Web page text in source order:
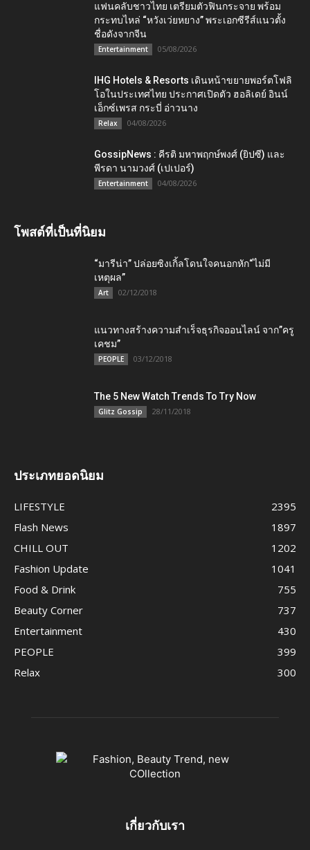
แฟนคลับชาวไทย เตรียมตัวฟินกระจาย พร้อม
กระทบไหล่ “หวังเว่ยหยาง” พระเอกซีรีส์แนวตั้ง
ชื่อดังจากจีน
Entertainment 05/08/2026
IHG Hotels & Resorts เดินหน้าขยายพอร์ตโฟลิ
โอในประเทศไทย ประกาศเปิดตัว ฮอลิเดย์ อินน์
เอ็กซ์เพรส กระบี่ อ่าวนาง
Relax 04/08/2026
GossipNews : คีรติ มหาพฤกษ์พงศ์ (ยิปซี) และ
พีรดา นามวงศ์ (เปเปอร์)
Entertainment 04/08/2026
โพสต์ที่เป็นที่นิยม
“มารีน่า” ปล่อยซิงเกิ้ลโดนใจคนอกหัก“ไม่มี
เหตุผล”
Art 02/12/2018
แนวทางสร้างความสำเร็จธุรกิจออนไลน์ จาก”ครู
เคชม”
PEOPLE 03/12/2018
The 5 New Watch Trends To Try Now
Glitz Gossip 28/11/2018
ประเภทยอดนิยม
LIFESTYLE
2395
Flash News
1897
CHILL OUT
1202
Fashion Update
1041
Food & Drink
755
Beauty Corner
737
Entertainment
430
PEOPLE
399
Relax
300
เกี่ยวกับเรา